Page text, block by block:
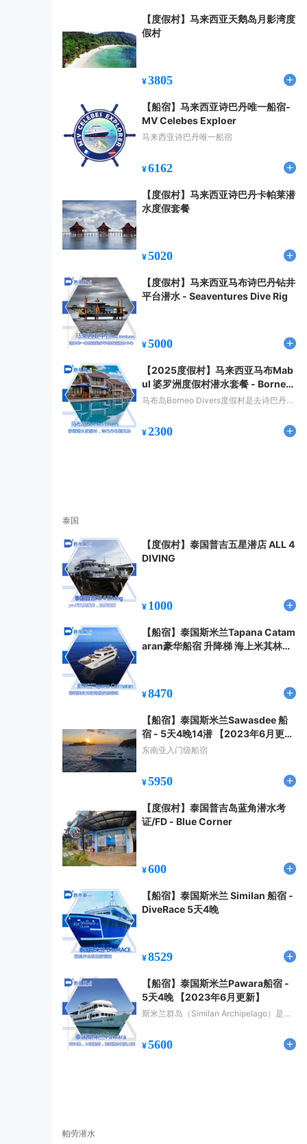
【度假村】马来西亚天鹅岛月影湾度
假村
¥3805
【船宿】马来西亚诗巴丹唯一船宿-
MV Celebes Exploer
马来西亚诗巴丹唯一船宿
¥6162
【度假村】马来西亚诗巴丹卡帕莱潜
水度假套餐
¥5020
【度假村】马来西亚马布诗巴丹钻井
平台潜水 - Seaventures Dive Rig
¥5000
【2025度假村】马来西亚马布Mab
ul 婆罗洲度假村潜水套餐 - Borneo
Divers Mabul Resort
马布岛Borneo Divers度假村是去诗巴丹潜
¥2300
泰国
【度假村】泰国普吉五星潜店 ALL 4
DIVING
¥ 1000
【船宿】泰国斯米兰Tapana Catam
aran豪华船宿 升降梯 海上米其林
¥8470
【船宿】泰国斯米兰Sawasdee 船
宿 - 5天4晚14潜 【2023年6月更
新】
东南亚入门级船宿
¥5950
【度假村】泰国普吉岛蓝角潜水考
证/FD - Blue Corner
¥600
【船宿】泰国斯米兰 Similan 船宿 -
DiveRace 5天4晚
¥8529
【船宿】泰国斯米兰Pawara船宿 -
5天4晚 【2023年6月更新】
斯米兰群岛（Similan Archipelago）是世
保护的国家公园，具有丰富的、种类繁多
的海洋生物，以及壮观的珊瑚礁。
¥5600
帕劳潜水